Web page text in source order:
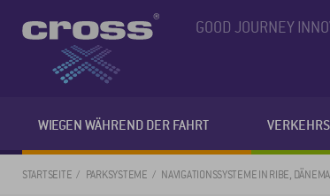
GOOD JOURNEY
WIEGEN WÄHREND DER FAHRT
STARTSEITE PARKSYSTEME NAVIGATIONSSYSTEME IN RIBE,